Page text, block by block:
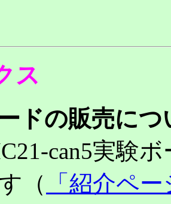
ス
ドの販売につ
can5実験
（
「紹介ペ